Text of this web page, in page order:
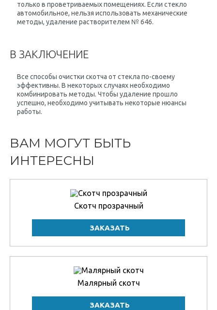
только в проветриваемых помещениях. Если стекло
автомобильное, нельзя использовать механические
методы, удаление растворителем № 646.
В ЗАКЛЮЧЕНИЕ
Все способы очистки скотча от стекла по-своему
эффективны. В некоторых случаях необходимо
комбинировать методы. Чтобы удаление прошло
успешно, необходимо учитывать некоторые нюансы
работы.
ВАМ МОГУТ БЫТЬ
ИНТЕРЕСНЫ
Скотч прозрачный
Малярный скотч